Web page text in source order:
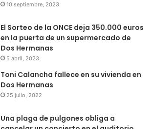
10 septiembre, 2023
El Sorteo de la ONCE deja 350.000 euros
en la puerta de un supermercado de
Dos Hermanas
5 abril, 2023
Toni Calancha fallece en su vivienda en
Dos Hermanas
25 julio, 2022
Una plaga de pulgones obliga a